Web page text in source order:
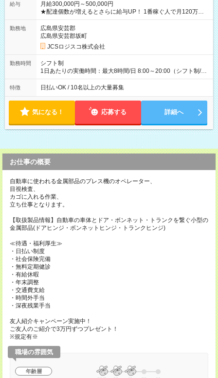
給与
月給300,000円～500,000円
★配達個数が増えるとさらに給与UP！ 1番稼ぐ人で月120万ほ
ど！ ・主要都市エリア 月収55万円／週5日稼働 月収65万~112
万円／週6日稼働 ・地方郊外エリア 月収40万円／週5日稼働 月
収40万円~50万円／週6日稼働 ＜モデルイメージ＞ ■月収50万
円 (27歳男性/江東区在住)※元建築関係 1日150個配達×25日勤務
(日休み) ■月収80万円(43歳男性/墨田区在住)※元営業 1日200個
勤務地
広島県安芸郡
広島県安芸郡坂町
JCSロジスコ株式会社
勤務時間
シフト制
1日あたりの実働時間：最大8時間/日 8:00～20:00（シフト制/実
働8時間） ※週5日勤務（場所次第では週4も有り） ※配達状況
によって時間外での勤務可能性有り ※案件により多少の前後あ
特徴 日払いOK / 10名以上の大量募集
気になる！ 応募する 詳細へ
お仕事の概要
自動車に使われる金属部品のプレス機のオペレーター、
目視検査、
カゴに入れる作業、
立ち仕事となります。
【取扱製品情報】自動車の車体とドア・ボンネット・トランクを繋ぐ小型の
金属部品(ドアヒンジ・ボンネットヒンジ・トランクヒンジ)
≪待遇・福利厚生≫
・日払い制度
・社会保険完備
・無料定期健診
・有給休暇
・年末調整
・交通費支給
・時間外手当
・深夜残業手当
友人紹介キャンペーン実施中！
ご友人のご紹介で3万円ずつプレゼント！
※規定有※
職場の雰囲気
年齢層